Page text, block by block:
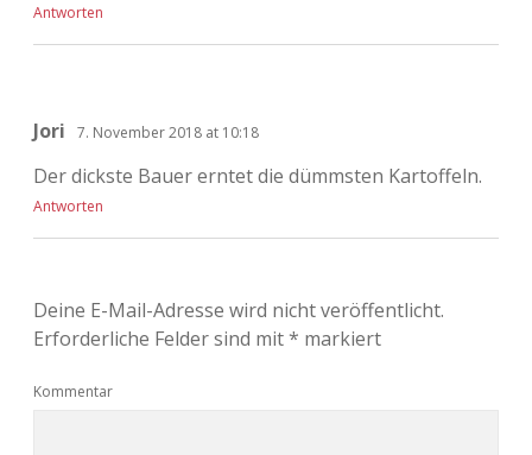
Antworten
Jori 7. November 2018 at 10:18
Der dickste Bauer erntet die dümmsten Kartoffeln.
Antworten
Deine E-Mail-Adresse wird nicht veröffentlicht.
Erforderliche Felder sind mit* markiert
Kommentar